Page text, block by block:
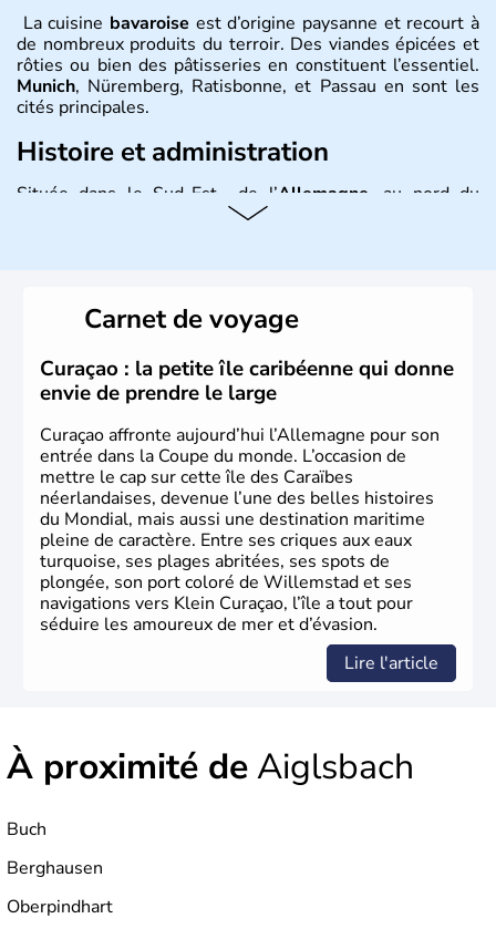
La cuisine bavaroise est d’origine paysanne et recourt à
de nombreux produits du terroir. Des viandes épicées et
rôties ou bien des pâtisseries en constituent l’essentiel.
Munich, Nüremberg, Ratisbonne, et Passau en sont les
cités principales.
Histoire et administration
Située dans le Sud-Est de l’Allemagne , au nord du
fait partie des seize
conservateur.Carnet de voyage
Curaçao : la petite île caribéenne qui donne
envie de prendre le large
Curaçao affronte aujourd’hui l’Allemagne pour son
entrée dans la Coupe du monde. L’occasion de
mettre le cap sur cette île des Caraïbes
néerlandaises, devenue l’une des belles histoires
du Mondial, mais aussi une destination maritime
pleine de caractère. Entre ses criques aux eaux
turquoise, ses plages abritées, ses spots de
plongée, son port coloré de Willemstad et ses
navigations vers Klein Curaçao, l’île a tout pour
séduire les amoureux de mer et d’évasion.
Lire l'article
À proximité deAiglsbach
Buch
Berghausen
Oberpindhart